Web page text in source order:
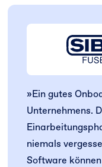
»Ein gutes
Unternehmens.
niemals
Software